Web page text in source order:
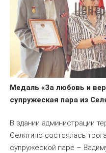
Медаль «За любовь и
супружеская пара из
В здании администрации
Селятино состоялась
супружеской паре –